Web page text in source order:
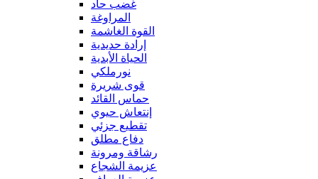
غضب حاد
المراوغة
القوة الغاشمة
إرادة حديدية
الحياة الأبدية
نورملكي
قوى شريرة
حماس القائد
إنتعاش حيوي
تقطيع جزئي
دفاع مطلق
رشاقة ومرونة
عزيمة الشجاع